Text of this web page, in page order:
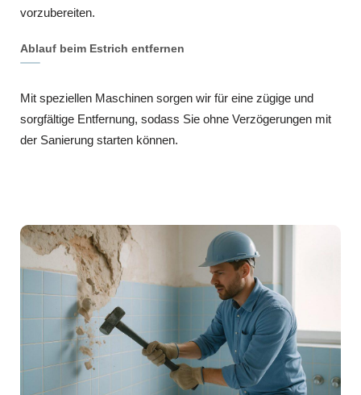
vorzubereiten.
Ablauf beim Estrich entfernen
Mit speziellen Maschinen sorgen wir für eine zügige und
sorgfältige Entfernung, sodass Sie ohne Verzögerungen mit
der Sanierung starten können.